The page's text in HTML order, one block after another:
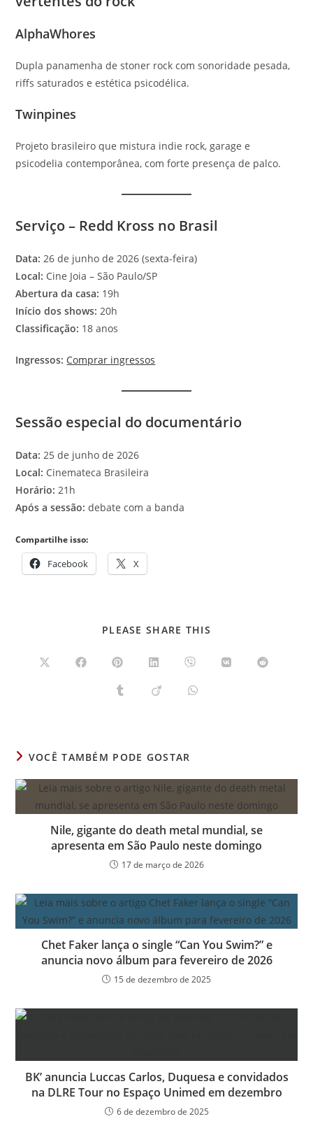
AlphaWhores
Dupla panamenha de stoner rock com sonoridade pesada,
riffs saturados e estética psicodélica.
Twinpines
Projeto brasileiro que mistura indie rock, garage e
psicodelia contemporânea, com forte presença de palco.
Serviço – Redd Kross no Brasil
Data: 26 de junho de 2026 (sexta-feira)
Local: Cine Joia – São Paulo/SP
Abertura da casa: 19h
Início dos shows: 20h
Classificação: 18 anos
Ingressos: Comprar ingressos
Sessão especial do documentário
Data: 25 de junho de 2026
Local: Cinemateca Brasileira
Horário: 21h
Após a sessão: debate com a banda
Compartilhe isso:
Facebook X
PLEASE SHARE THIS
Abre
Abre Abre
uma
nova
Abre
uma
nova
Abre
uma
nova
Abre Abre
Abre Abre Abre
VOCÊ TAMBÉM PODE GOSTAR
Nile, gigante do death metal mundial, se
apresenta em São Paulo neste domingo
17 de março de 2026
Chet Faker lança o single “Can You Swim?” e
anuncia novo álbum para fevereiro de 2026
15 de dezembro de 2025
BK’ anuncia Luccas Carlos, Duquesa e convidados
na DLRE Tour no Espaço Unimed em dezembro
6 de dezembro de 2025